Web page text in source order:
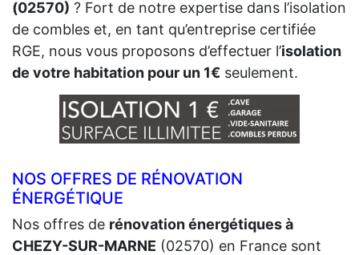
(02570) ? Fort de notre expertise dans l’isolation
de combles et, en tant qu’entreprise certifiée
RGE, nous vous proposons d’effectuer l’isolation
de votre habitation pour un 1€ seulement.
NOS OFFRES DE RÉNOVATION
ÉNERGÉTIQUE
Nos offres de rénovation énergétiques à
CHEZY-SUR-MARNE (02570) en France sont